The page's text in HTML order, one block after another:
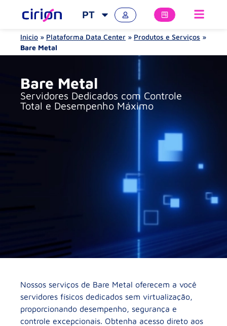
PT
Inicio » Plataforma Data Center » Produtos e Serviços »
Bare Metal
Bare Metal
Servidores Dedicados com Controle
Total e Desempenho Máximo
Nossos serviços de Bare Metal oferecem a você
servidores físicos dedicados sem virtualização,
proporcionando desempenho, segurança e
controle excepcionais. Obtenha acesso direto aos